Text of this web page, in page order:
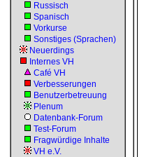
Russisch
Spanisch
Vorkurse
Sonstiges (Sprachen)
Neuerdings
Internes VH
Café VH
Verbesserungen
Benutzerbetreuung
Plenum
Datenbank-Forum
Test-Forum
Fragwürdige Inhalte
VH e.V.